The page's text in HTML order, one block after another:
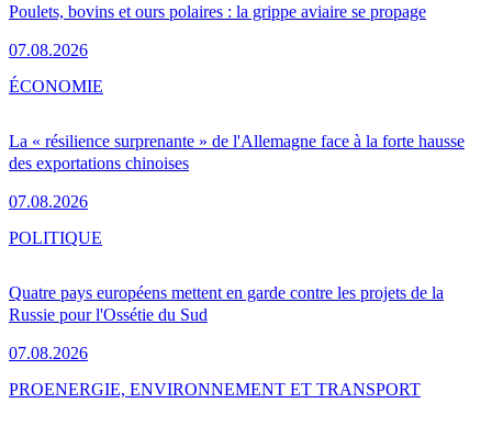
Poulets, bovins et ours polaires : la grippe aviaire se propage
07.08.2026
La « résilience surprenante » de l'Allemagne face à la forte hausse
des exportations chinoises
07.08.2026
ÉCONOMIE
Quatre pays européens mettent en garde contre les projets de la
Russie pour l'Ossétie du Sud
07.08.2026
POLITIQUE
PROENERGIE, ENVIRONNEMENT ET TRANSPORT